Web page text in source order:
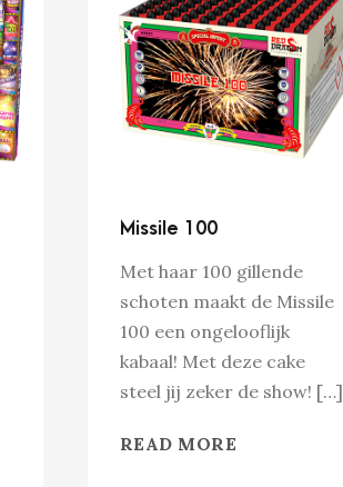
Missile 100
Met haar 100 gillende
schoten maakt de Missile
100 een ongelooflijk
kabaal! Met deze cake
steel jij zeker de show! […]
READ MORE